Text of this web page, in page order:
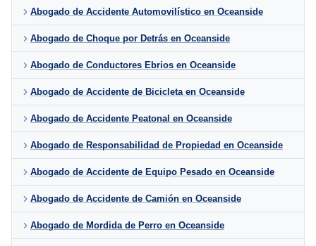
Abogado de Accidente Automovilístico en Oceanside
Abogado de Choque por Detrás en Oceanside
Abogado de Conductores Ebrios en Oceanside
Abogado de Accidente de Bicicleta en Oceanside
Abogado de Accidente Peatonal en Oceanside
Abogado de Responsabilidad de Propiedad en Oceanside
Abogado de Accidente de Equipo Pesado en Oceanside
Abogado de Accidente de Camión en Oceanside
Abogado de Mordida de Perro en Oceanside